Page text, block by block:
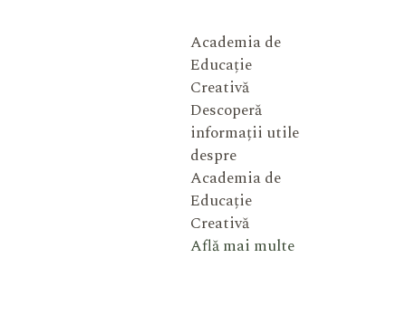
Academia de
Educație
Creativă
Descoperă
informații utile
despre
Academia de
Educație
Creativă
Află mai multe